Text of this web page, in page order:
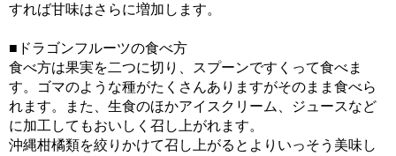
すれば甘味はさらに増加します。
■ドラゴンフルーツの食べ方
食べ方は果実を二つに切り、スプーンですくって食べま
す。ゴマのような種がたくさんありますがそのまま食べら
れます。また、生食のほかアイスクリーム、ジュースなど
に加工してもおいしく召し上がれます。
沖縄柑橘類を絞りかけて召し上がるとよりいっそう美味し